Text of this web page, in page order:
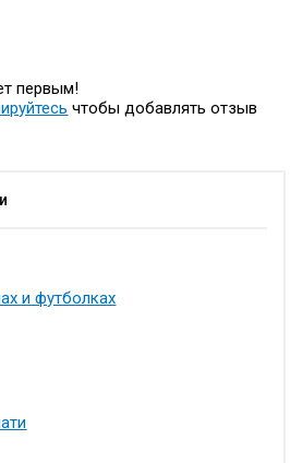
первым!
чтобы добавлять отзыв
и футболках